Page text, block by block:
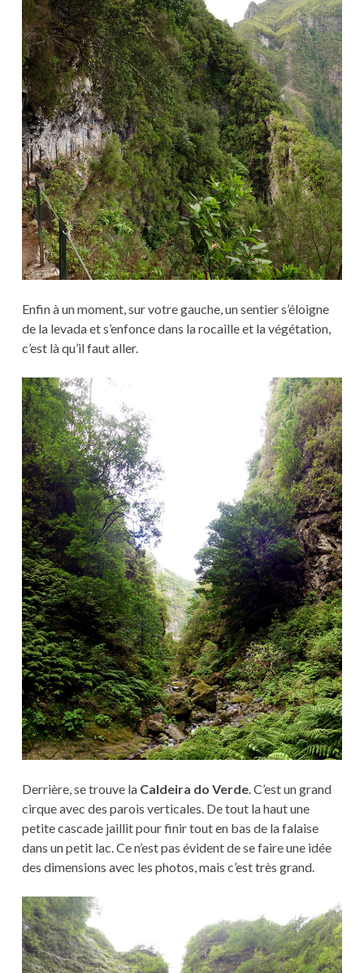
Enfin à un moment, sur votre gauche, un sentier s’éloigne
de la levada et s’enfonce dans la rocaille et la végétation,
c’est là qu’il faut aller.
Derrière, se trouve la Caldeira do Verde. C’est un grand
cirque avec des parois verticales. De tout la haut une
petite cascade jaillit pour finir tout en bas de la falaise
dans un petit lac. Ce n’est pas évident de se faire une idée
des dimensions avec les photos, mais c’est très grand.